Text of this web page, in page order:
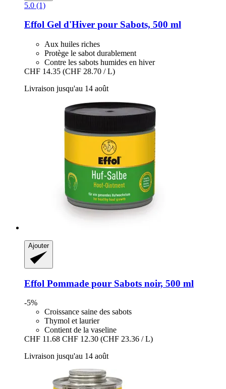
5.0 (1)
Effol Gel d'Hiver pour Sabots, 500 ml
Aux huiles riches
Protège le sabot durablement
Contre les sabots humides en hiver
CHF 14.35 (CHF 28.70 / L)
Livraison jusqu'au 14 août
Ajouter
Effol Pommade pour Sabots noir, 500 ml
-5%
Croissance saine des sabots
Thymol et laurier
Contient de la vaseline
CHF 11.68 CHF 12.30 (CHF 23.36 / L)
Livraison jusqu'au 14 août